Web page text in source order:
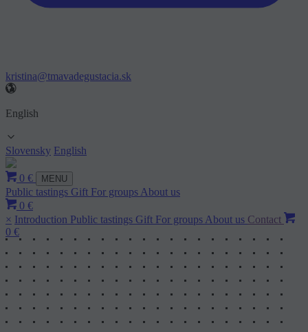
kristina@tmavadegustacia.sk
English
Slovensky English
0 € MENU
Public tastings Gift For groups About us
0 €
× Introduction Public tastings Gift For groups About us Contact
0 €